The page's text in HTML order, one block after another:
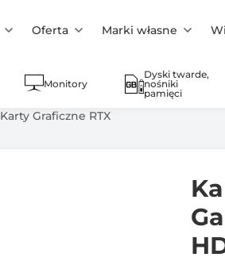
Oferta Marki własne
Monitory
Dyski twarde,
nośniki
pamięci
Karty Graficzne RTX